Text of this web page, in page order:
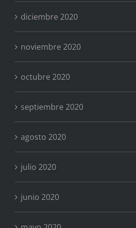
diciembre 2020
noviembre 2020
octubre 2020
septiembre 2020
agosto 2020
julio 2020
junio 2020